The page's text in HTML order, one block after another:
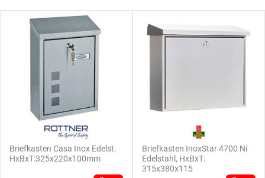
Briefkasten Casa Inox Edelst.
HxBxT:325x220x100mm
Briefkasten InoxStar 4700 Ni
Edelstahl, HxBxT:
315x380x115